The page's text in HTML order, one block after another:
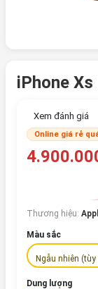
iPhone
Xem đánh giá
Online giá rẻ
Thương hiệu:
Màu sắc
Ngẫu nhiên (tùy
Dung lượng